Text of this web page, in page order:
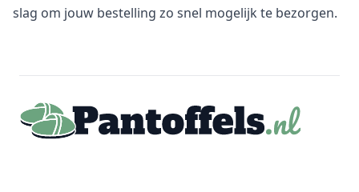
slag om jouw bestelling zo snel mogelijk te bezorgen.